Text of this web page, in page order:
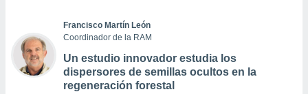
Francisco Martín León
Coordinador de la RAM
Un estudio innovador estudia los
dispersores de semillas ocultos en la
regeneración forestal